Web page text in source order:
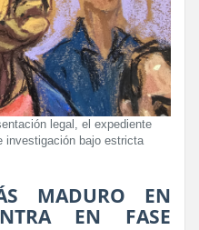
legal, el expediente
investigación bajo estricta
MADURO EN
EN FASE